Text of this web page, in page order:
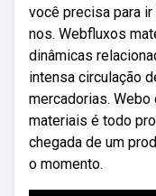
você precisa para
nos. Webfluxos
dinâmicas
intensa circulação
mercadorias.
materiais é todo
chegada de um
o momento.